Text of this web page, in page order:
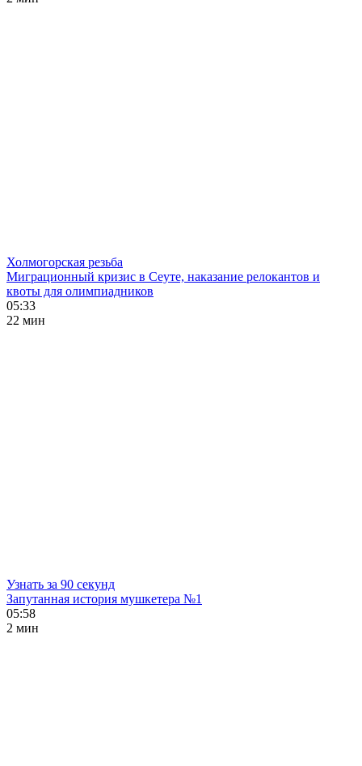
Холмогорская резьба
Миграционный кризис в Сеуте, наказание релокантов и
квоты для олимпиадников
05:33
22 мин
Узнать за 90 секунд
Запутанная история мушкетера №1
05:58
2 мин